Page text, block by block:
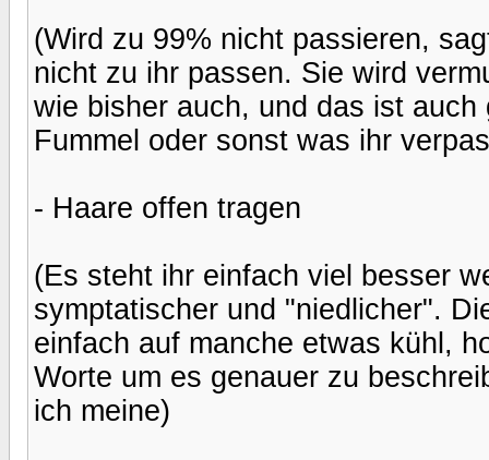
(Wird zu 99% nicht passieren,
nicht zu ihr passen. Sie wird
wie bisher auch, und das ist
Fummel oder sonst was ihr
- Haare offen tragen
(Es steht ihr einfach viel besser
symptatischer und "niedlicher".
einfach auf manche etwas kühl,
Worte um es genauer zu
ich meine)